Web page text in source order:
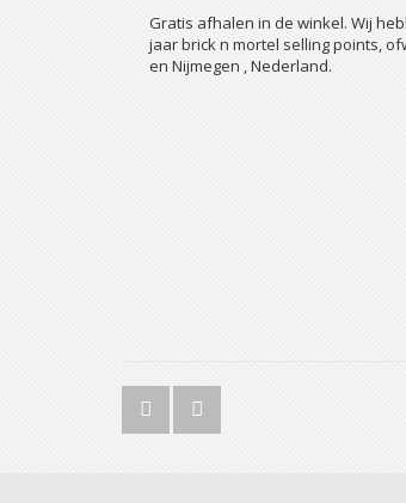
Gratis afhalen in de winkel. Wij
jaar brick n mortel selling points,
en Nijmegen , Nederland.